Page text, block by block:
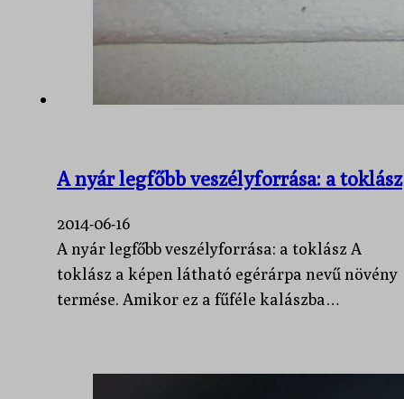
A nyár legfőbb veszélyforrása: a toklász
2014-06-16
A nyár legfőbb veszélyforrása: a toklász A
toklász a képen látható egérárpa nevű növény
termése. Amikor ez a fűféle kalászba…